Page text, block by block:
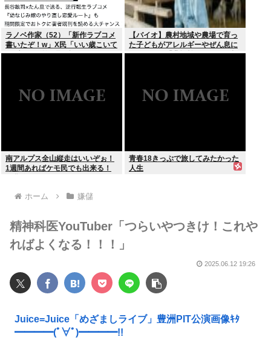
ラノベ作家（52）「新作ラブコメ
書いたぞ！w」X民「いい歳こいて
ラブコメ（笑）恥ずかしくない
【バイオ】農村地域や農場で育っ
た子どもがアレルギーやぜん息に
なりにくい「農場効果」を引き起
南アルプス全山縦走はいいぞぉ！
1週間あればケモ民でも出来る！
青春18きっぷで旅してみたかった
人生
ホーム 嫌儲
精神科医YouTuber「つらいやつきけ！これや
ればよくなる！！！」
2025.06.12 19:26
Juice=Juice「めざましライブ」豊洲PIT公演画像ｷﾀ
━━━━(ﾟ∀ﾟ)━━━━!!